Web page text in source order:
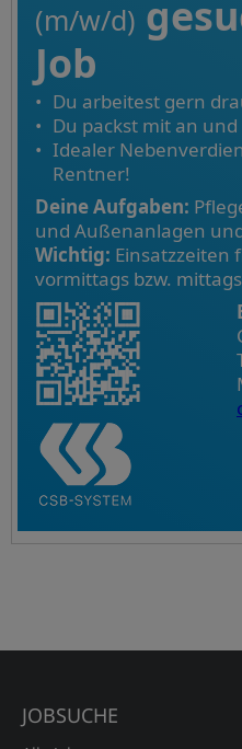
http://www.csb.com
JOBSUCHE